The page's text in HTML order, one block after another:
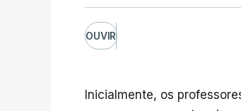
OUVIR
Inicialmente, os